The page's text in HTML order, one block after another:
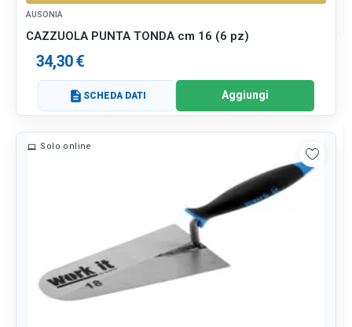
AUSONIA
CAZZUOLA PUNTA TONDA cm 16 (6 pz)
34,30 €
description SCHEDA DATI Aggiungi
Solo online